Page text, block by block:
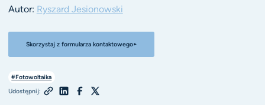
Autor: Ryszard Jesionowski
Skorzystaj z formularza kontaktowego
#Fotowoltaika
Udostępnij: